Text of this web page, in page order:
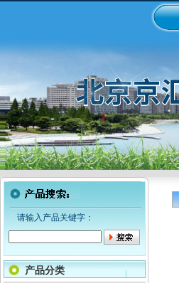
请输入产品关键字：
产品分类